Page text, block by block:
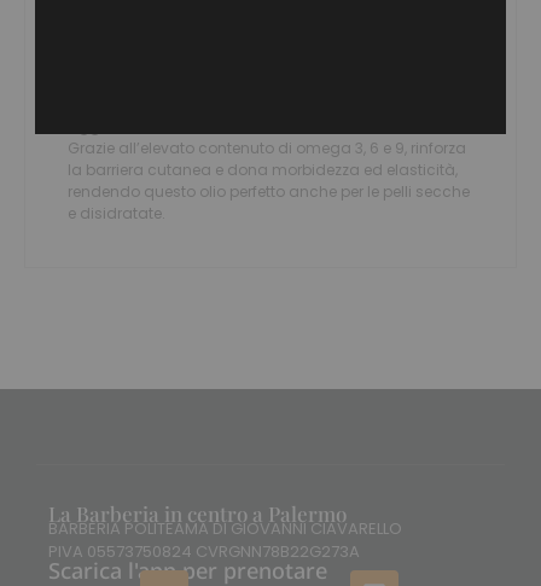
Grazie all’elevato contenuto di omega 3, 6 e 9, rinforza
la barriera cutanea e dona morbidezza ed elasticità,
rendendo questo olio perfetto anche per le pelli secche
e disidratate.
La Barberia in centro a Palermo
BARBERIA POLITEAMA DI GIOVANNI CIAVARELLO
PIVA 05573750824 CVRGNN78B22G273A
Scarica l'app per prenotare